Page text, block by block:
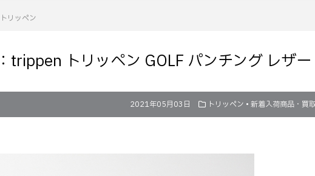
トリッペン
：trippen トリッペン GOLF パンチング レザ
2021年05月03日 トリッペン • 新着入荷商品・買